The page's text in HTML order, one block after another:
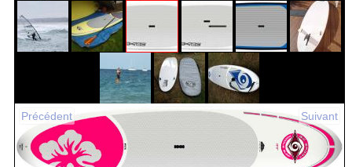
Précédent Suivant